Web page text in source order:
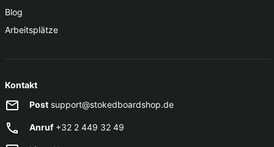
Blog
Arbeitsplätze
Kontakt
Post support@stokedboardshop.de
Anruf+32 2 449 32 49